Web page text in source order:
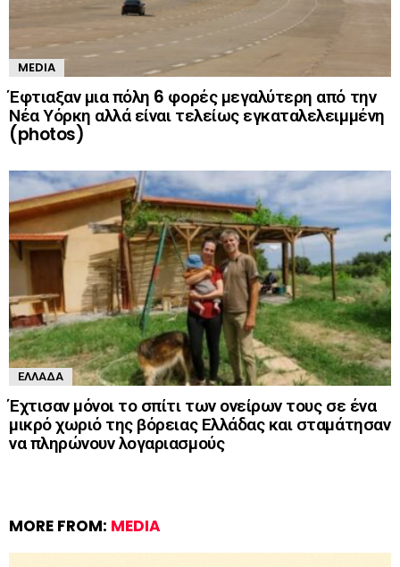
MEDIA
Έφτιαξαν μια πόλη 6 φορές μεγαλύτερη από την
Νέα Υόρκη αλλά είναι τελείως εγκαταλελειμμένη
(photos)
ΕΛΛΆΔΑ
Έχτισαν μόνοι το σπίτι των ονείρων τους σε ένα
μικρό χωριό της βόρειας Ελλάδας και σταμάτησαν
να πληρώνουν λογαριασμούς
MORE FROM: MEDIA